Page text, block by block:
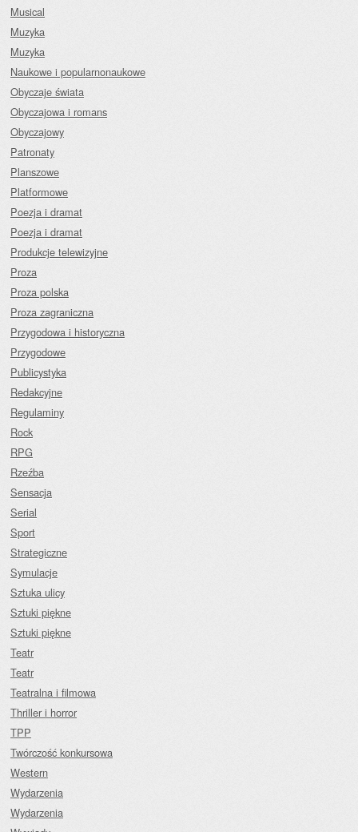
Musical
Muzyka
Muzyka
Naukowe i popularnonaukowe
Obyczaje świata
Obyczajowa i romans
Obyczajowy
Patronaty
Planszowe
Platformowe
Poezja i dramat
Poezja i dramat
Produkcje telewizyjne
Proza
Proza polska
Proza zagraniczna
Przygodowa i historyczna
Przygodowe
Publicystyka
Redakcyjne
Regulaminy
Rock
RPG
Rzeźba
Sensacja
Serial
Sport
Strategiczne
Symulacje
Sztuka ulicy
Sztuki piękne
Sztuki piękne
Teatr
Teatr
Teatralna i filmowa
Thriller i horror
TPP
Twórczość konkursowa
Western
Wydarzenia
Wydarzenia